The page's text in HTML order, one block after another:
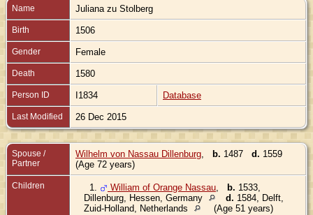
Name Juliana zu Stolberg
Birth 1506
Gender Female
Death 1580
Person ID I1834 Database
Last Modified 26 Dec 2015
Spouse /
Partner
Wilhelm von Nassau Dillenburg b. 1487 d. 1559
(Age 72 years)
Children 1. William of Orange Nassau b. 1533,
Dillenburg, Hessen, Germany
d. 1584, Delft,
Zuid-Holland, Netherlands
(Age 51 years)